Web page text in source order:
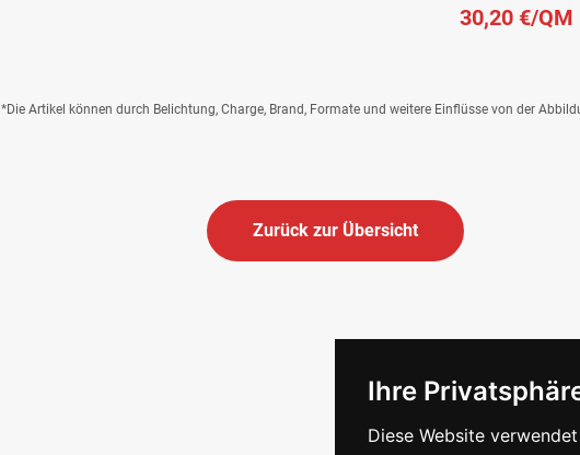
Ihre
Diese Website
30,20 €/QM
*Die Artikel können durch Belichtung, Charge, Brand, Formate und weitere Einflüsse von der
Zurück zur Übersicht